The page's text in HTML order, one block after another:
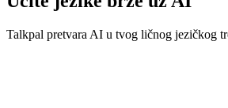
Talkpal pretvara AI u tvog ličnog jezičkog